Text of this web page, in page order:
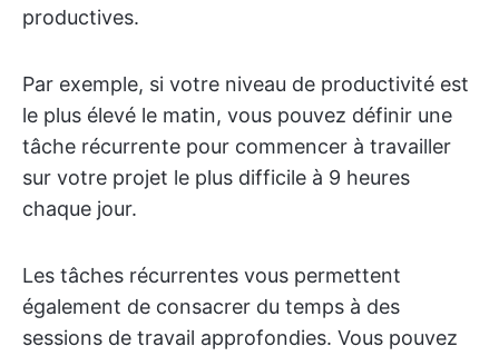
productives.
Par exemple, si votre niveau de productivité est
le plus élevé le matin, vous pouvez définir une
tâche récurrente pour commencer à travailler
sur votre projet le plus difficile à 9 heures
chaque jour.
Les tâches récurrentes vous permettent
également de consacrer du temps à des
sessions de travail approfondies. Vous pouvez